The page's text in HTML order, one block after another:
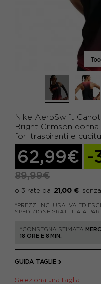
Nike AeroSwift
Bright Crimson
fori traspiranti e
62,99€ -
89,99€
21,00 €
*PREZZI INCLUSA IVA ED
SPEDIZIONE GRATUITA A
*CONSEGNA STIMATA
18 ORE E 8 MIN.
GUIDA TAGLIE
Seleziona una taglia